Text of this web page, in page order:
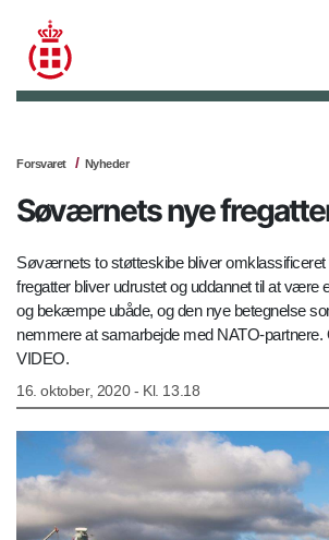
Forsvaret Nyheder
Søværnets nye
Søværnets to støtteskibe bliver omklassificeret
fregatter bliver udrustet og uddannet til at være
og bekæmpe ubåde, og den nye betegnelse
nemmere at samarbejde med NATO-
VIDEO.
16. oktober, 2020 - Kl. 13.18